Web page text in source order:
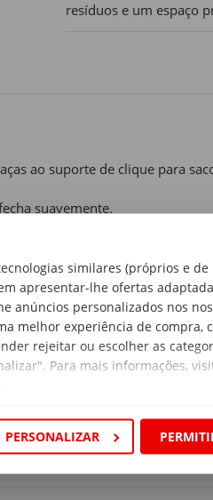
similares (próprios e de
apresentar-lhe ofertas
anúncios personalizados nos
melhor experiência de compra,
rejeitar ou escolher as
Para mais informações,
PERSONALIZAR
resíduos e um espaço
ao suporte de clique para
suavemente.
- há armazenamento para
de saliência da borda -
(40L).
no chão graças à sua grande
colocá-lo contra a parede ou
Cradle-to-Cradle® de nível
- feita com 91% de material
e estilo para as casas
Com quase 100 anos de
dia muito mais agradáveis.